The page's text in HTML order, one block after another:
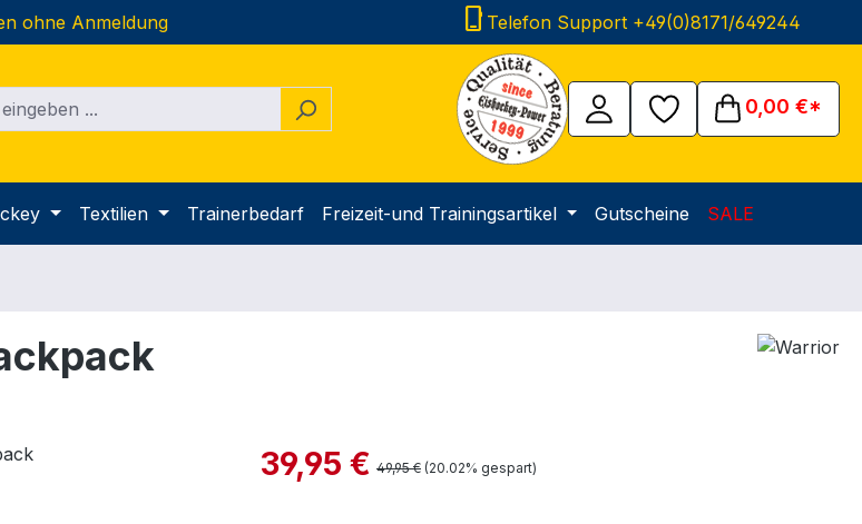
ohne Anmeldung phone_iphone Telefon Support +49(0)8171/649244
0,00 €*
Textilien Trainerbedarf Freizeit-und Trainingsartikel Gutscheine SALE
Verkaufspreis:
39,95 € Regulärer Preis:
49,95 € (20.02% gespart)